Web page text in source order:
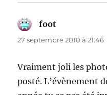
foot
27 septembre 2010 à 21:46
Vraiment joli les
posté. L’évènement